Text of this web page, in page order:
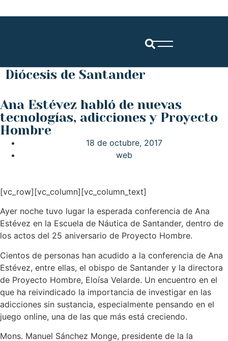
Diócesis de Santander
Ana Estévez habló de nuevas
tecnologías, adicciones y Proyecto
Hombre
18 de octubre, 2017
web
[vc_row][vc_column][vc_column_text]
Ayer noche tuvo lugar la esperada conferencia de Ana
Estévez en la Escuela de Náutica de Santander, dentro de
los actos del 25 aniversario de Proyecto Hombre.
Cientos de personas han acudido a la conferencia de Ana
Estévez, entre ellas, el obispo de Santander y la directora
de Proyecto Hombre, Eloísa Velarde. Un encuentro en el
que ha reivindicado la importancia de investigar en las
adicciones sin sustancia, especialmente pensando en el
juego online, una de las que más está creciendo.
Mons. Manuel Sánchez Monge, presidente de la la